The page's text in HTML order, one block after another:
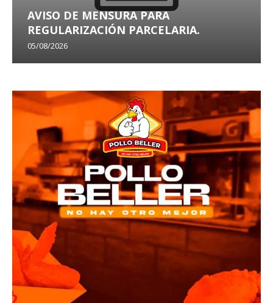
AVISO DE MENSURA PARA
REGULARIZACIÓN PARCELARIA.
05/08/2026